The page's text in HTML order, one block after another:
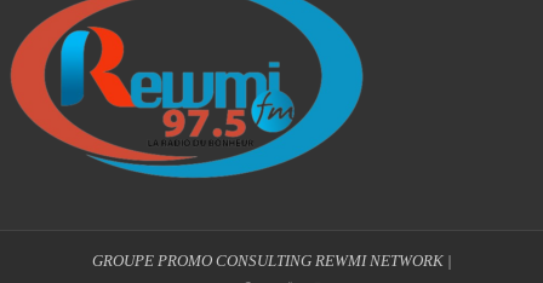
GROUPE PROMO CONSULTING REWMI NETWORK|